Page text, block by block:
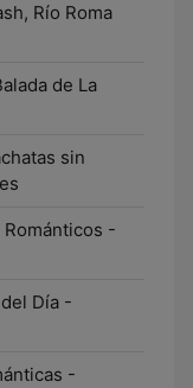
Río Roma
de La
sin
-
Día -
-